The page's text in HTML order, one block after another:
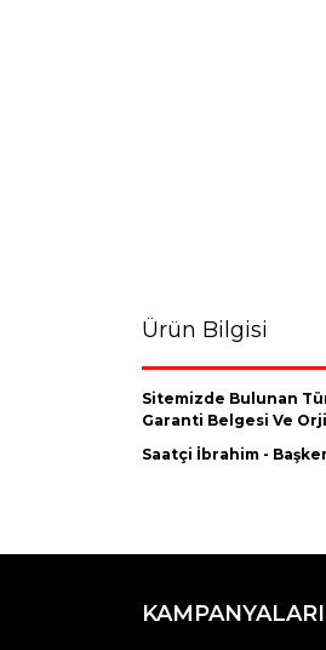
Ürün Bilgisi
Sitemizde Bulunan
Garanti Belgesi Ve
Saatçi İbrahim -
Görüş ve
Ürün resmi